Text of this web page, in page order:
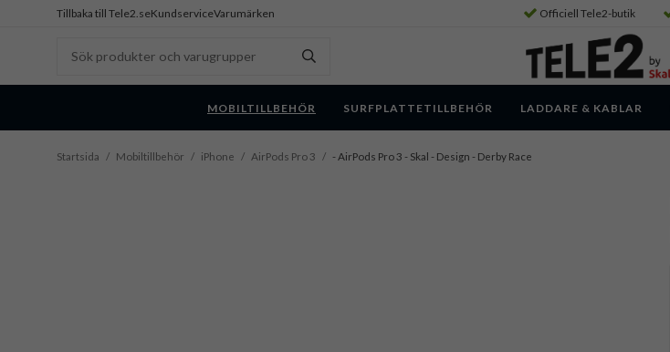
Tillbaka till Tele2.seKundserviceVarumärken Officiell Tele2-butik
MOBILTILLBEHÖR SURFPLATTETILLBEHÖR LADDARE & KABLAR
Startsida / Mobiltillbehör / iPhone / AirPods Pro 3 / - AirPods Pro 3 - Skal - Design - Derby Race